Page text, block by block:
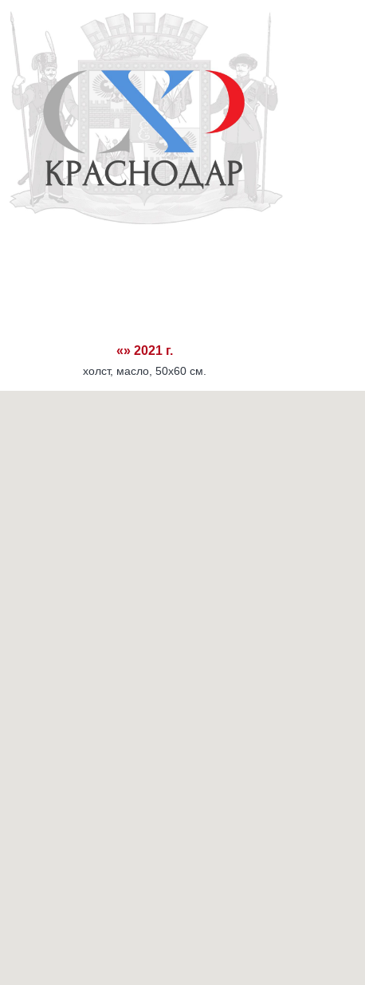
«» 2021 г.
холст, масло, 50х60 см.